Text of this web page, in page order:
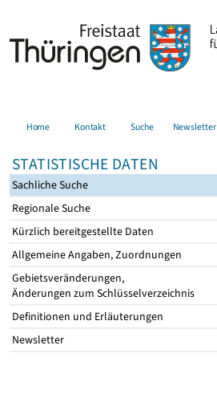
Home Kontakt Suche Newsletter
STATISTISCHE DATEN
Sachliche Suche
Regionale Suche
Kürzlich bereitgestellte Daten
Allgemeine Angaben, Zuordnungen
Gebietsveränderungen,
Änderungen zum Schlüsselverzeichnis
Definitionen und Erläuterungen
Newsletter